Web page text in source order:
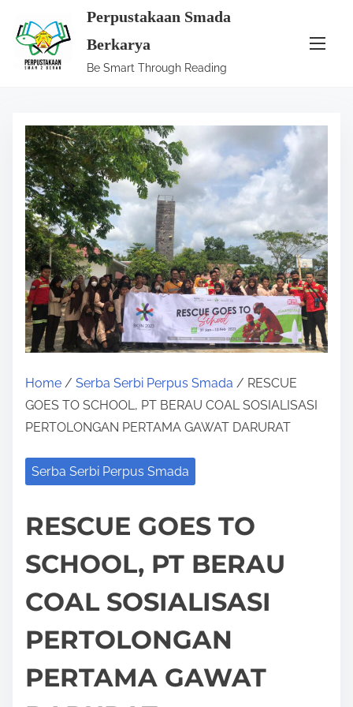
Perpustakaan Smada
Berkarya
Be Smart Through Reading
Home / Serba Serbi Perpus Smada / RESCUE
GOES TO SCHOOL, PT BERAU COAL SOSIALISASI
PERTOLONGAN PERTAMA GAWAT DARURAT
Serba Serbi Perpus Smada
RESCUE GOES TO
SCHOOL, PT BERAU
COAL SOSIALISASI
PERTOLONGAN
PERTAMA GAWAT